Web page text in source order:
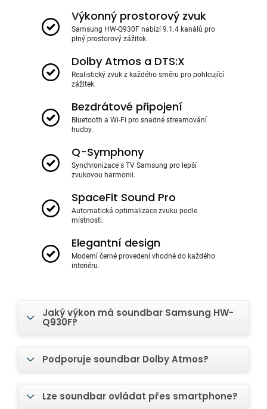
Výkonný prostorový zvuk
Samsung HW-Q930F nabízí 9.1.4 kanálů pro
plný prostorový zážitek.
Dolby Atmos a DTS:X
Realistický zvuk z každého směru pro pohlcující
zážitek.
Bezdrátové připojení
Bluetooth a Wi-Fi pro snadné streamování
hudby.
Q-Symphony
Synchronizace s TV Samsung pro lepší
zvukovou harmonii.
SpaceFit Sound Pro
Automatická optimalizace zvuku podle
místnosti.
Elegantní design
Moderní černé provedení vhodné do každého
interiéru.
Jaký výkon má soundbar Samsung HW-
Q930F?
Podporuje soundbar Dolby Atmos?
Lze soundbar ovládat přes smartphone?